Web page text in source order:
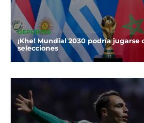
DEPORTES
¡Khe! Mundial 2030 podría jugarse
selecciones